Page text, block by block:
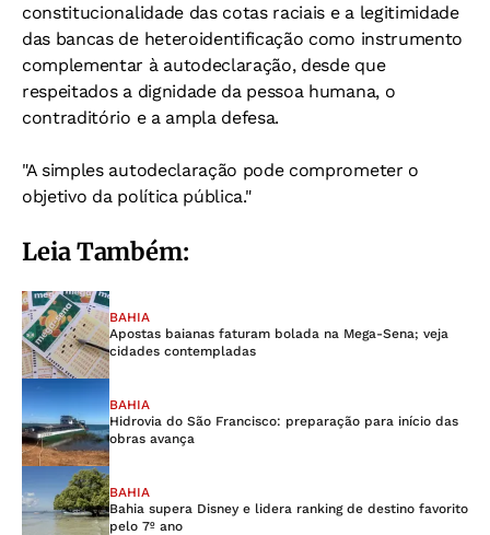
constitucionalidade das cotas raciais e a legitimidade
das bancas de heteroidentificação como instrumento
complementar à autodeclaração, desde que
respeitados a dignidade da pessoa humana, o
contraditório e a ampla defesa.
"A simples autodeclaração pode comprometer o
objetivo da política pública."
Leia Também:
BAHIA
Apostas baianas faturam bolada na Mega-Sena; veja
cidades contempladas
BAHIA
Hidrovia do São Francisco: preparação para início das
obras avança
BAHIA
Bahia supera Disney e lidera ranking de destino favorito
pelo 7º ano